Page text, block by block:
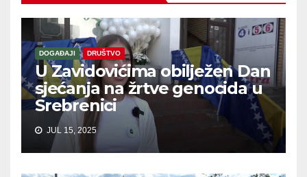
DOGAĐAJI DRUŠTVO
U Zavidovićima obilježen Dan
sjećanja na žrtve genocida u
Srebrenici
JUL 15, 2025